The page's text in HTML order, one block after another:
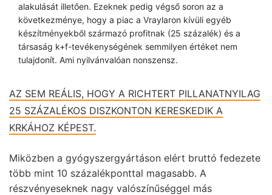
alakulását illetően. Ezeknek pedig végső soron az a
következménye, hogy a piac a Vraylaron kívüli egyéb
készítményekből származó profitnak (25 százalék) és a
társaság k+f-tevékenységének semmilyen értéket nem
tulajdonít. Ami nyilvánvalóan nonszensz.
AZ SEM REÁLIS, HOGY A RICHTERT PILLANATNYILAG
25 SZÁZALÉKOS DISZKONTON KERESKEDIK A
KRKÁHOZ KÉPEST.
Miközben a gyógyszergyártáson elért bruttó fedezete
több mint 10 százalékponttal magasabb. A
részvényeseknek nagy valószínűséggel más